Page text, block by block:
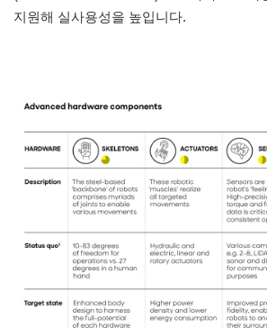
지원해 실사용성을 높입니다.